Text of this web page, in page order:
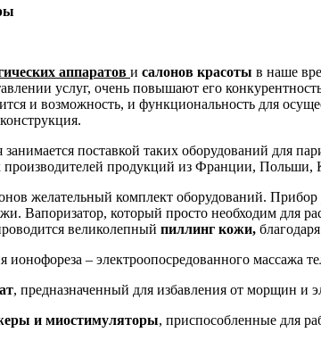
аппаратов и салонов красоты в наше
услуг, очень повышают его
и возможность, и функциональность для
поставкой таких оборудований для
продукций из Франции, Польши,
желательный комплект оборудований.
Вапоризатор, который просто необходим для
великолепный пиллинг кожи,
ионофореза – электроопосредованного массажа
, предназначенный для избавления от морщин и
и миостимуляторы, приспособленные для